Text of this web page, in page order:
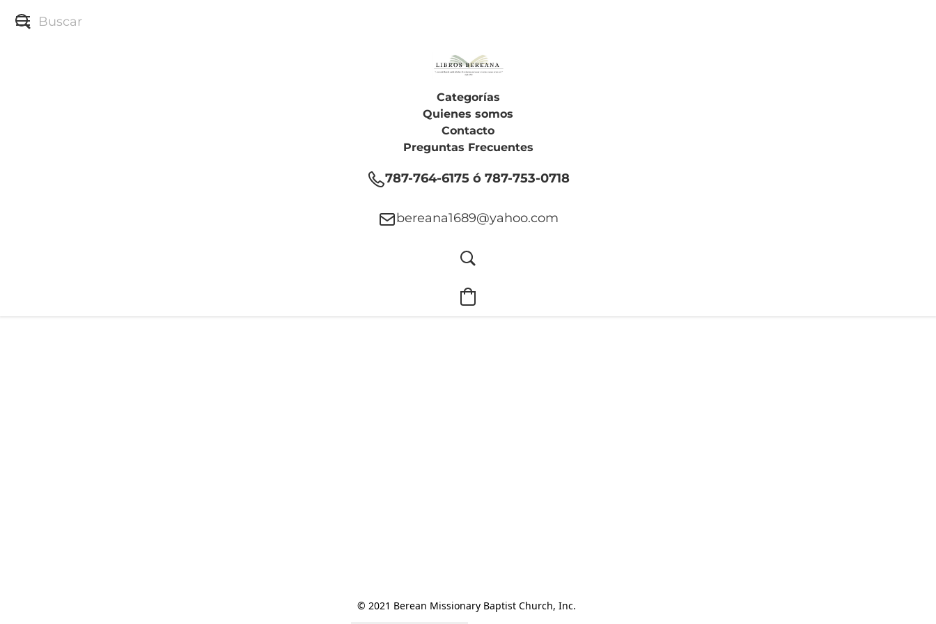
Categorías
Quienes somos
Contacto
Preguntas Frecuentes
787-764-6175 ó 787-753-0718
bereana1689@yahoo.com
© 2021 Berean Missionary Baptist Church, Inc.